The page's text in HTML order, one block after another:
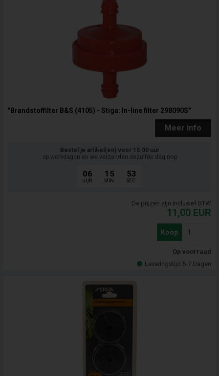
"Brandstoffilter B&S (4105) - Stiga: In-line filter 298090S"
Meer info
Bestel je artikel(en) voor 15.00 uur
op werkdagen en we verzenden dezelfde dag nog
06
UUR.
15
MIN.
52
SEC.
De prijzen zijn inclusief BTW
11,00 EUR
Koop
Op voorraad
Leveringstijd 5-7 Dagen